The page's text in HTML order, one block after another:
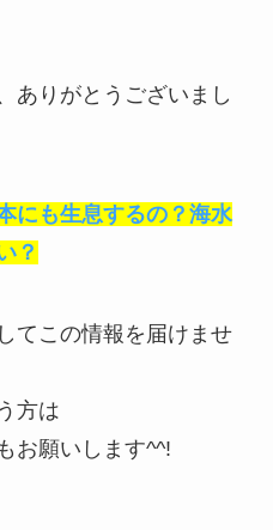
ありがとうございまし
にも生息するの？海水
？
てこの情報を届けませ
方は
お願いします^^!